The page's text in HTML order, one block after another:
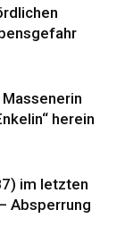
herein
im letzten
Absperrung